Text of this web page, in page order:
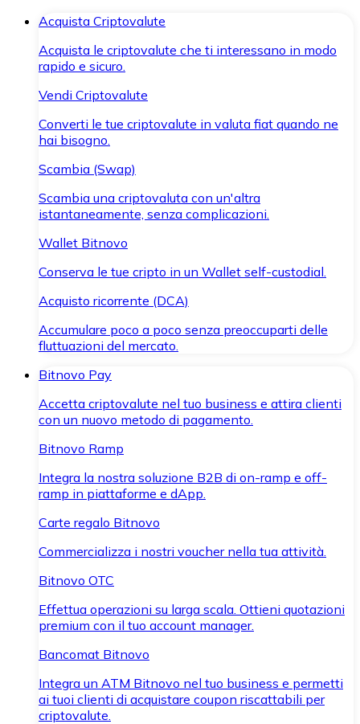
Acquista Criptovalute
Acquista le criptovalute che ti interessano in modo
rapido e sicuro.
Vendi Criptovalute
Converti le tue criptovalute in valuta fiat quando ne
hai bisogno.
Scambia (Swap)
Scambia una criptovaluta con un'altra
istantaneamente, senza complicazioni.
Wallet Bitnovo
Conserva le tue cripto in un Wallet self-custodial.
Acquisto ricorrente (DCA)
Accumulare poco a poco senza preoccuparti delle
fluttuazioni del mercato.
Bitnovo Pay
Accetta criptovalute nel tuo business e attira clienti
con un nuovo metodo di pagamento.
Bitnovo Ramp
Integra la nostra soluzione B2B di on-ramp e off-
ramp in piattaforme e dApp.
Carte regalo Bitnovo
Commercializza i nostri voucher nella tua attività.
Bitnovo OTC
Effettua operazioni su larga scala. Ottieni quotazioni
premium con il tuo account manager.
Bancomat Bitnovo
Integra un ATM Bitnovo nel tuo business e permetti
ai tuoi clienti di acquistare coupon riscattabili per
criptovalute.